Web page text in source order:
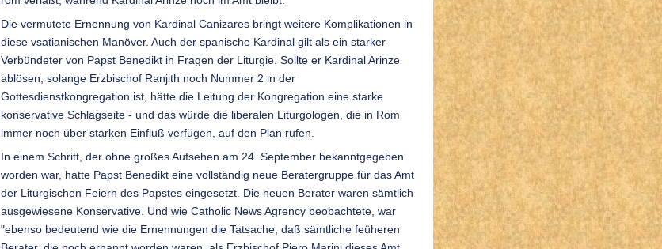
Die vermutete Ernennung von Kardinal Canizares bringt weitere Komplikationen in
diese vsatianischen Manöver. Auch der spanische Kardinal gilt als ein starker
Verbündeter von Papst Benedikt in Fragen der Liturgie. Sollte er Kardinal Arinze
ablösen, solange Erzbischof Ranjith noch Nummer 2 in der
Gottesdienstkongregation ist, hätte die Leitung der Kongregation eine starke
konservative Schlagseite - und das würde die liberalen Liturgologen, die in Rom
immer noch über starken Einfluß verfügen, auf den Plan rufen.
In einem Schritt, der ohne großes Aufsehen am 24. September bekanntgegeben
worden war, hatte Papst Benedikt eine vollständig neue Beratergruppe für das Amt
der Liturgischen Feiern des Papstes eingesetzt. Die neuen Berater waren sämtlich
ausgewiesene Konservative. Und wie Catholic News Agrency beobachtete, war
"ebenso bedeutend wie die Ernennungen die Tatsache, daß sämtliche feüheren